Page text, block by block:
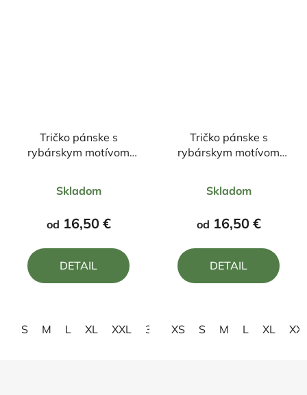
Tričko pánske s
rybárskym motívom
hodnotenie
produktu
je
5,0
z
Skladom
od 16,50 €
DETAIL
S M L XL XXL 3XL 4XL
Tričko pánske s
rybárskym motívom
hodnotenie
produktu
je
4,8
z
Skladom
od 16,50 €
DETAIL
XS S M L XL